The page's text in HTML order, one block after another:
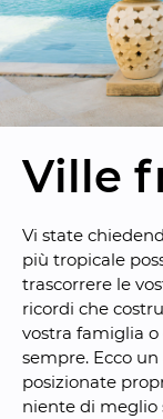
Ville
Vi state
più tropicale
trascorrere le
ricordi che
vostra famiglia
sempre. Ecco
posizionate
niente di meglio